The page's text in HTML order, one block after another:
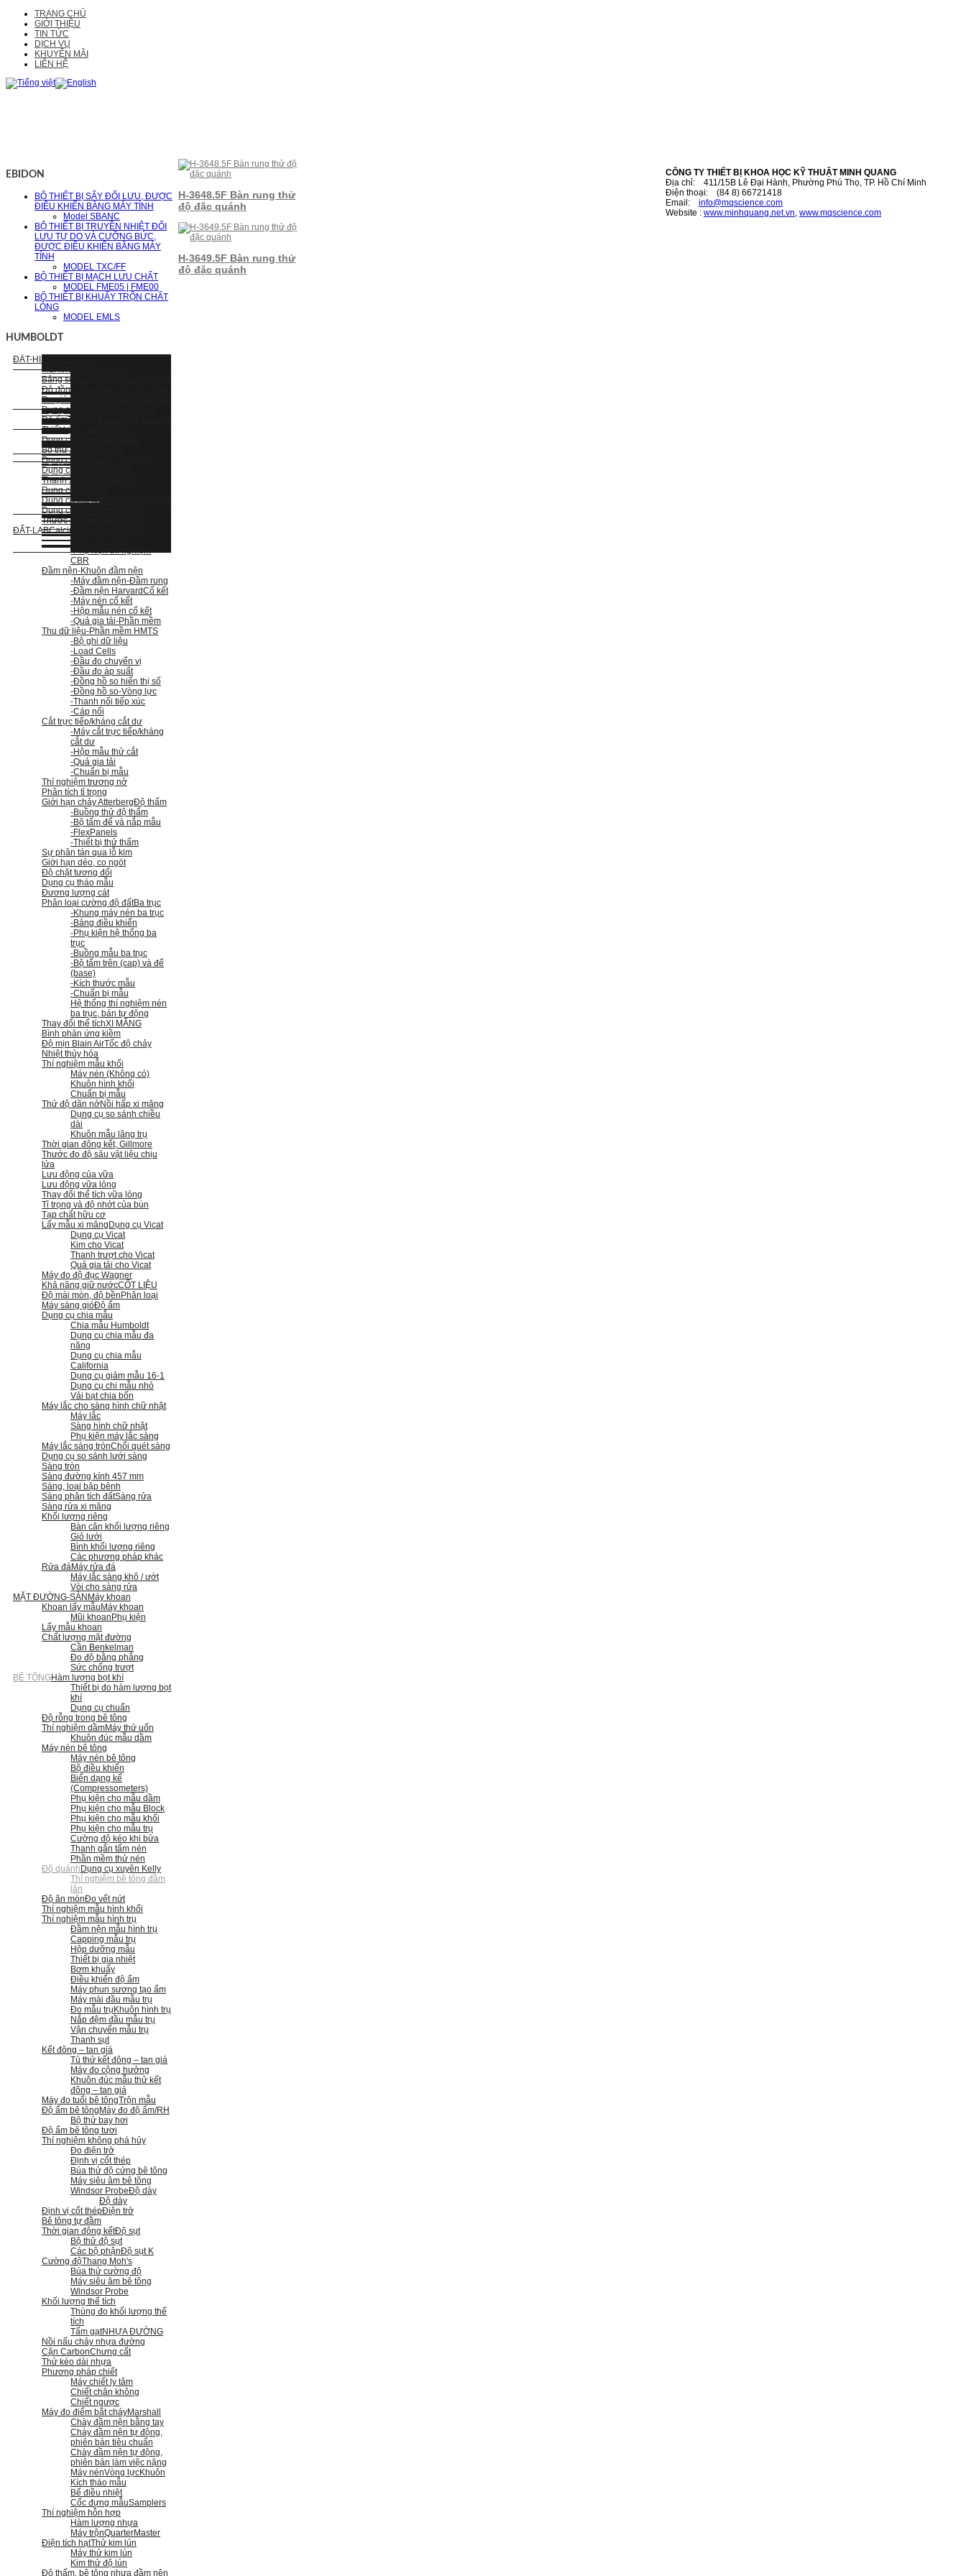
TRANG CHỦ
GIỚI THIỆU
TIN TỨC
DỊCH VỤ
KHUYẾN MÃI
LIÊN HỆ
EBIDON
BỘ THIẾT BỊ SẤY ĐỐI LƯU, ĐƯỢC
ĐIỀU KHIỂN BẰNG MÁY TÍNH
Model SBANC
BỘ THIẾT BỊ TRUYỀN NHIỆT ĐỐI
LƯU TỰ DO VÀ CƯỠNG BỨC,
ĐƯỢC ĐIỀU KHIỂN BẰNG MÁY
TÍNH
MODEL TXC/FF
BỘ THIẾT BỊ MẠCH LƯU CHẤT
MODEL FME05 | FME00
BỘ THIẾT BỊ KHUẤY TRỘN CHẤT
LỎNG
MODEL EMLS
HUMBOLDT
ĐẤT-HIỆN TRƯỜNG
Mũi khoan & Bộ khoan
Bảng so màu
Độ đồng đều đầm chặt, độ cứng
Đo giá trị điện môi
Dụng cụ thử độ thấm Guelph
Độ ẩmThiết bị thử xuyên, búa đôi
Thiết bị thử xuyên động
Dụng cụ thử xuyên bỏ túi
Bộ thử xuyên Proctor
Dụng cụ thử xuyên, vòng lực
Dụng cụ thử xuyên tĩnh
Thanh xuyên dò
Dụng cụ lấy mẫu
Dụng cụ thử cắt cánh
Dụng cụ thử thấm vòng đôi
Thước đo mực nước ngầm
ĐẤT-LABCalcium Carbonate
-Phụ kiện thí nghiệm
CBR
Đầm nện-Khuôn đầm nện
-Máy đầm nện-Đầm rung
-Đầm nện HarvardCố kết
-Máy nén cố kết
-Hộp mẫu nén cố kết
-Quả gia tải-Phần mềm
Thu dữ liệu-Phần mềm HMTS
-Bộ ghi dữ liệu
-Load Cells
-Đầu đo chuyển vị
-Đầu đo áp suất
-Đồng hồ so hiển thị số
-Đồng hồ so-Vòng lực
-Thanh nối tiếp xúc
-Cáp nối
Cắt trực tiếp/kháng cắt dư
-Máy cắt trực tiếp/kháng
cắt dư
-Hộp mẫu thử cắt
-Quả gia tải
-Chuẩn bị mẫu
Thí nghiệm trương nở
Phân tích tỉ trọng
Giới hạn chảy AtterbergĐộ thấm
-Buồng thử độ thấm
-Bộ tấm đế và nắp mẫu
-FlexPanels
-Thiết bị thử thấm
Sự phân tán qua lỗ kim
Giới hạn dẻo, co ngót
Độ chặt tương đối
Dụng cụ tháo mẫu
Đương lượng cát
Phân loại cường độ đấtBa trục
-Khung máy nén ba trục
-Bảng điều khiển
-Phụ kiện hệ thống ba
trục
-Buồng mẫu ba trục
-Bộ tấm trên (cap) và đế
(base)
-Kích thước mẫu
-Chuẩn bị mẫu
Hệ thống thí nghiệm nén
ba trục, bán tự động
Thay đổi thể tíchXI MĂNG
Bình phản ứng kiềm
Độ mịn Blain AirTốc độ chảy
Nhiệt thủy hóa
Thí nghiệm mẫu khối
Máy nén (Không có)
Khuôn hình khối
Chuẩn bị mẫu
Thử độ dãn nởNồi hấp xi măng
Dụng cụ so sánh chiều
dài
Khuôn mẫu lăng trụ
Thời gian đông kết, Gillmore
Thước đo độ sâu vật liệu chịu
lửa
Lưu động của vữa
Lưu động vữa lỏng
Thay đổi thể tích vữa lỏng
Tỉ trọng và độ nhớt của bùn
Tạp chất hữu cơ
Lấy mẫu xi măng Dụng cụ Vicat
Dụng cụ Vicat
Kim cho Vicat
Thanh trượt cho Vicat
Quả gia tải cho Vicat
Máy đo độ đục Wagner
Khả năng giữ nướcCỐT LIỆU
Độ mài mòn, độ bền Phân loại
Máy sàng gióĐộ ẩm
Dụng cụ chia mẫu
Chia mẫu Humboldt
Dụng cụ chia mẫu đa
năng
Dụng cụ chia mẫu
California
Dụng cụ giảm mẫu 16-1
Dụng cụ chi mẫu nhỏ
Vải bạt chia bốn
Máy lắc cho sàng hình chữ nhật
Máy lắc
Sàng hình chữ nhật
Phụ kiện máy lắc sàng
Máy lắc sàng trònChổi quét sàng
Dụng cụ so sánh lưới sàng
Sàng tròn
Sàng đường kính 457 mm
Sàng, loại bập bênh
Sàng phân tích đấtSàng rửa
Sàng rửa xi măng
Khối lượng riêng
Bàn cân khối lượng riêng
Giỏ lưới
Bình khối lượng riêng
Các phương pháp khác
Rửa đáMáy rửa đá
Máy lắc sàng khô / ướt
Vòi cho sàng rửa
MẶT ĐƯỜNG-SÀN Máy khoan
Khoan lấy mẫu Máy khoan
Mũi khoan Phụ kiện
Lấy mẫu khoan
Chất lượng mặt đường
Cần Benkelman
Đo độ bằng phẳng
Sức chống trượt
BÊ TÔNGHàm lượng bọt khí
Thiết bị đo hàm lượng bọt
khí
Dụng cụ chuẩn
Độ rỗng trong bê tông
Thí nghiệm dầmMáy thử uốn
Khuôn đúc mẫu dầm
Máy nén bê tông
Máy nén bê tông
Bộ điều khiển
Biến dạng kế
(Compressometers)
Phụ kiện cho mẫu dầm
Phụ kiện cho mẫu Block
Phụ kiện cho mẫu khối
Phụ kiện cho mẫu trụ
Cường độ kéo khi bửa
Thanh gắn tấm nén
Phần mềm thử nén
Độ quánh Dụng cụ xuyên Kelly
Thí nghiệm bê tông đầm
lăn
Độ ăn mònĐo vết nứt
Thí nghiệm mẫu hình khối
Thí nghiệm mẫu hình trụ
Đầm nện mẫu hình trụ
Capping mẫu trụ
Hộp dưỡng mẫu
Thiết bị gia nhiệt
Bơm khuấy
Điều khiển độ ẩm
Máy phun sương tạo ẩm
Máy mài đầu mẫu trụ
Đo mẫu trụ Khuôn hình trụ
Nắp đệm đầu mẫu trụ
Vận chuyển mẫu trụ
Thanh sụt
Kết đông – tan giá
Tủ thử kết đông – tan giá
Máy đo cộng hưởng
Khuôn đúc mẫu thử kết
đông – tan giá
Máy đo tuổi bê tôngTrộn mẫu
Độ ẩm bê tông Máy đo độ ẩm/RH
Bộ thử bay hơi
Độ ẩm bê tông tươi
Thí nghiệm không phá hủy
Đo điện trở
Định vị cốt thép
Búa thử độ cứng bê tông
Máy siêu âm bê tông
Windsor ProbeĐộ dày
Độ dày
Định vị cốt thépĐiện trở
Bê tông tự đầm
Thời gian đông kếtĐộ sụt
Bộ thử độ sụt
Các bộ phậnĐộ sụt K
Cường độThang Moh's
Búa thử cường độ
Máy siêu âm bê tông
Windsor Probe
Khối lượng thể tích
Thùng đo khối lượng thể
tích
Tấm gạtNHỰA ĐƯỜNG
Nồi nấu chảy nhựa đường
Cặn CarbonChưng cất
Thử kéo dài nhựa
Phương pháp chiết
Máy chiết ly tâm
Chiết chân không
Chiết ngược
Máy đo điểm bắt cháyMarshall
Chày đầm nện bằng tay
Chày đầm nện tự động,
phiên bản tiêu chuẩn
Chày đầm nện tự động,
phiên bản làm việc nặng
Máy nénVòng lựcKhuôn
Kích tháo mẫu
Bể điều nhiệt
Cốc đựng mẫuSamplers
Thí nghiệm hỗn hợp
Hàm lượng nhựa
Máy trộnQuarterMaster
Điện tích hạtThử kim lún
Máy thử kim lún
Kim thử độ lún
Độ thấm, bê tông nhựa đầm nện
H-3648.5F Bàn rung thử
độ đặc quánh
H-3649.5F Bàn rung thử
độ đặc quánh
CÔNG TY THIẾT BỊ KHOA HỌC KỸ THUẬT MINH QUANG
Địa chỉ: 411/15B Lê Đại Hành, Phường Phú Thọ, TP. Hồ Chí Minh
Điện thoại: (84 8) 66721418
Email: info@mqscience.com
Website : www.minhquang.net.vn, www.mqscience.com